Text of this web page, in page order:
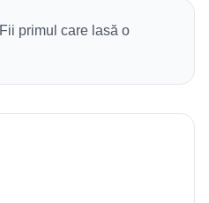
primul care lasă o